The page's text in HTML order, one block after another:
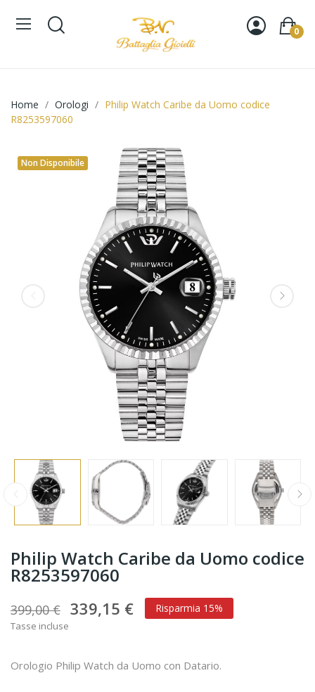
0
Home Orologi
Philip Watch Caribe da Uomo codice
R8253597060
Non Disponibile
Philip Watch Caribe da Uomo codice
R8253597060
399,00 € 339,15 € Risparmia 15%
Tasse incluse
Orologio Philip Watch da Uomo con Datario.